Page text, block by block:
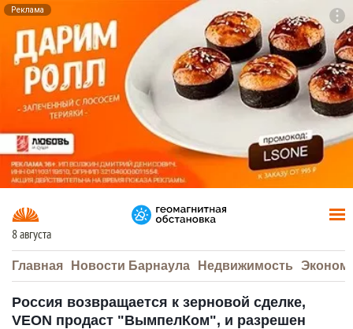
Реклама
8 августа
Главная Новости Барнаула Недвижимость
Россия возвращается к зерновой сделке,
VEON продаст "ВымпелКом", и разрешен